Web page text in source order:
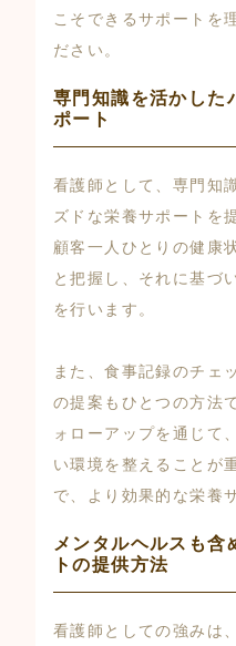
こそできるサポートを
ださい。
専門知識を活かした
ポート
看護師として、専門知
ズドな栄養サポートを
顧客一人ひとりの健康
と把握し、それに基づ
を行います。
また、食事記録のチェ
の提案もひとつの方法
ォローアップを通じて
い環境を整えることが
で、より効果的な栄養
メンタルヘルスも含
トの提供方法
看護師としての強みは